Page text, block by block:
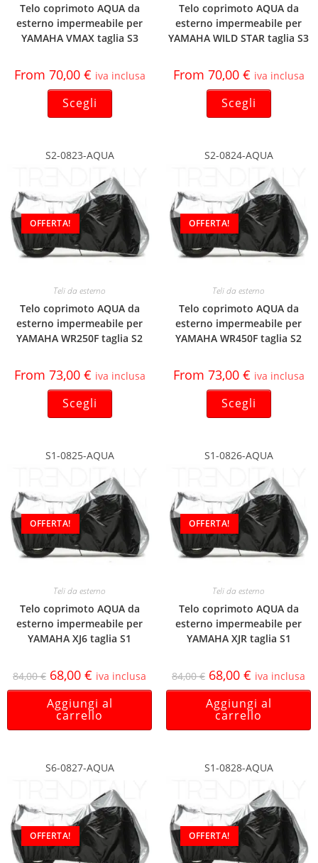
Telo coprimoto AQUA da
esterno impermeabile per
YAMAHA VMAX taglia S3
From 70,00 € iva inclusa
Scegli
Telo coprimoto AQUA da
esterno impermeabile per
YAMAHA WILD STAR taglia S3
From 70,00 € iva inclusa
Scegli
S2-0823-AQUA
OFFERTA!
Teli da esterno
Telo coprimoto AQUA da
esterno impermeabile per
YAMAHA WR250F taglia S2
From 73,00 € iva inclusa
Scegli
S2-0824-AQUA
OFFERTA!
Teli da esterno
Telo coprimoto AQUA da
esterno impermeabile per
YAMAHA WR450F taglia S2
From 73,00 € iva inclusa
Scegli
S1-0825-AQUA
OFFERTA!
Teli da esterno
Telo coprimoto AQUA da
esterno impermeabile per
YAMAHA XJ6 taglia S1
84,00€ 68,00 € iva inclusa
Aggiungi al
carrello
S1-0826-AQUA
OFFERTA!
Teli da esterno
Telo coprimoto AQUA da
esterno impermeabile per
YAMAHA XJR taglia S1
84,00€ 68,00 € iva inclusa
Aggiungi al
carrello
S6-0827-AQUA
OFFERTA!
S1-0828-AQUA
OFFERTA!